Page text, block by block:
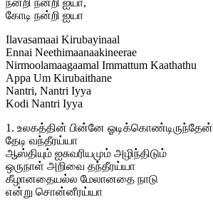
நன்றி நன்றி ஐயா,
கோடி நன்றி ஐயா
Ilavasamaai Kirubayinaal
Ennai Neethimaanaakineerae
Nirmoolamaagaamal Immattum Kaathathu
Appa Um Kirubaithane
Nantri, Nantri Iyya
Kodi Nantri Iyya
1. உலகத்தின் பின்னே ஓடிக்கொண்டிருந்தேன்
தேடி வந்தீரய்யா
ஆஸ்தியும் ஐசுவரியமும் அழிந்திடும்
ஒருநாள் அறிவை தந்தீரய்யா
கீழானதையல்ல மேலானதை நாடு
என்று சொன்னீரய்யா